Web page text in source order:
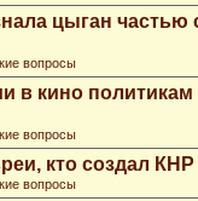
цыган частью
вопросы
в кино политикам
вопросы
кто создал
вопросы